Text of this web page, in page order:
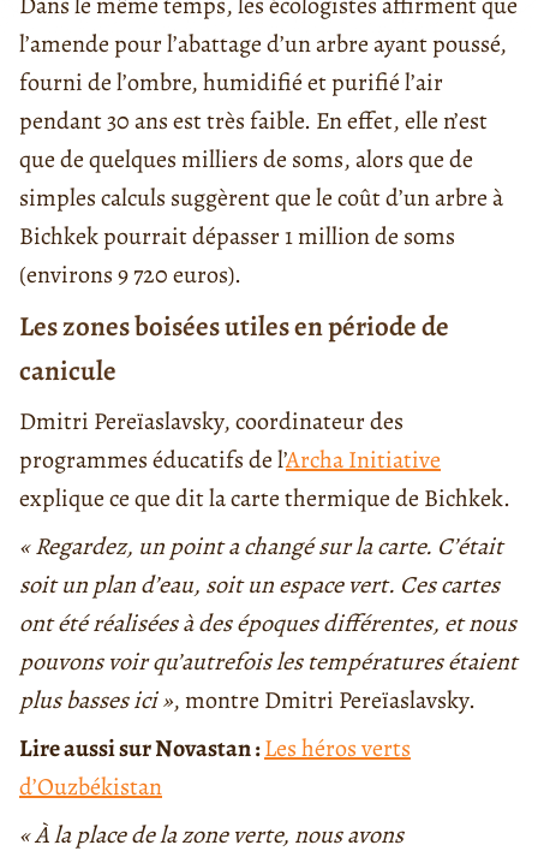
l’amende pour l’abattage d’un arbre ayant poussé,
fourni de l’ombre, humidifié et purifié l’air
pendant 30 ans est très faible. En effet, elle n’est
que de quelques milliers de soms, alors que de
simples calculs suggèrent que le coût d’un arbre à
Bichkek pourrait dépasser 1 million de soms
(environs 9 720 euros).
Les zones boisées utiles en période de
canicule
Dmitri Pereïaslavsky, coordinateur des
programmes éducatifs de l’Archa Initiative
explique ce que dit la carte thermique de Bichkek.
« Regardez, un point a changé sur la carte. C’était
soit un plan d’eau, soit un espace vert. Ces cartes
ont été réalisées à des époques différentes, et nous
pouvons voir qu’autrefois les températures étaient
plus basses ici », montre Dmitri Pereïaslavsky.
Lire aussi sur Novastan :Les héros verts
d’Ouzbékistan
« À la place de la zone verte, nous avons